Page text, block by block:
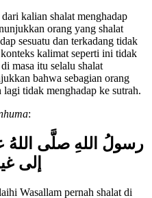
kalian shalat menghadap
orang yang shalat
sesuatu dan terkadang tidak
kalimat seperti ini tidak
masa itu selalu shalat
bahwa sebagian orang
رسولُ اللهِ صلَّى
إلى